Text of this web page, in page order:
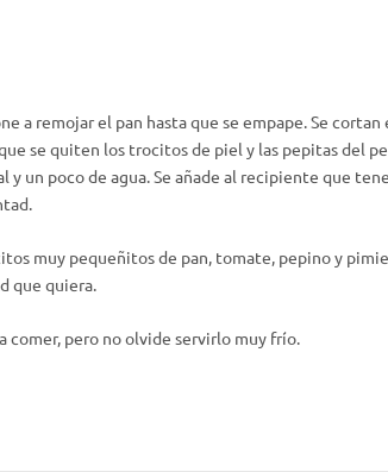
a remojar el pan hasta que se empape. Se
se quiten los trocitos de piel y las pepitas del
y un poco de agua. Se añade al recipiente que
muy pequeñitos de pan, tomate, pepino y
que quiera.
comer, pero no olvide servirlo muy frío.